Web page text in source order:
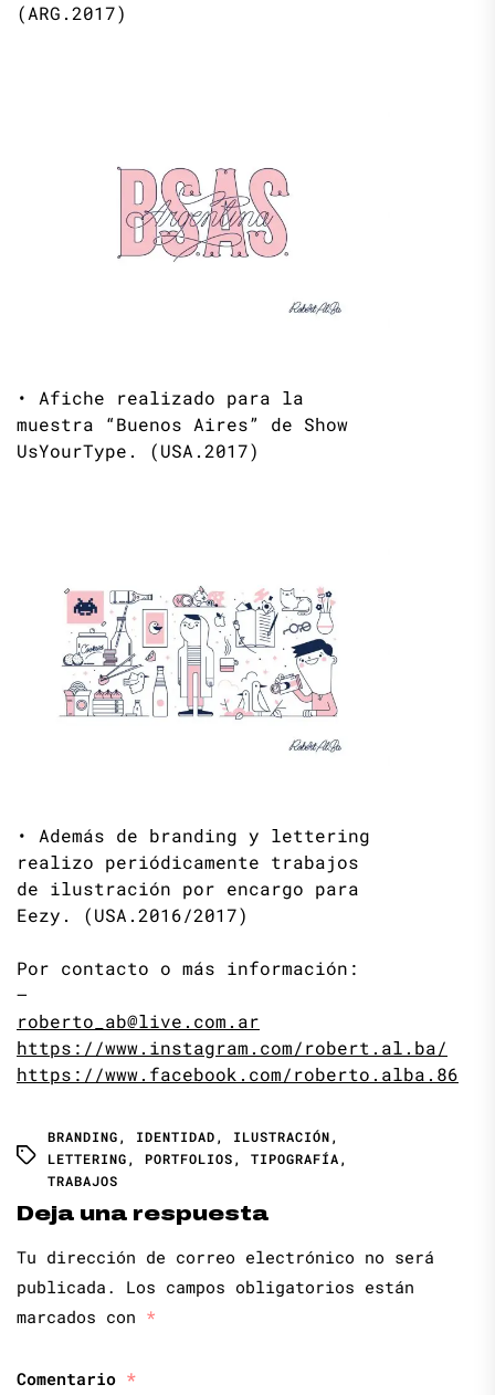
(ARG.2017)
• Afiche realizado para la
muestra “Buenos Aires” de Show
UsYourType. (USA.2017)
• Además de branding y lettering
realizo periódicamente trabajos
de ilustración por encargo para
Eezy. (USA.2016/2017)
Por contacto o más información:
—
roberto_ab@live.com.ar
https://www.instagram.com/robert.al.ba/
https://www.facebook.com/roberto.alba.86
BRANDING, IDENTIDAD, ILUSTRACIÓN,
LETTERING, PORTFOLIOS, TIPOGRAFÍA,
TRABAJOS
Deja una respuesta
Tu dirección de correo electrónico no será
publicada.
Los campos obligatorios están
marcados con *
Comentario *